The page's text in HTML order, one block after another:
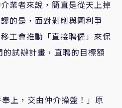
業者來說，簡直是從天上掉
的是，面對剝削與圖利爭
工會推動「直接聘僱」來保
試辦計畫，直聘的目標額
上，交由仲介操盤！」原